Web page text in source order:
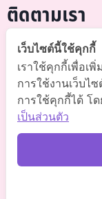
ติดตามเรา
@somchai-clinic (
Somchaiclinic ค
Somchaiclinic
เว็บไซต์นี้ใช้คุกกี้
เราใช้คุกกี้เพื่อเ
การใช้งานเว็บไ
การใช้คุกกี้ได้ โ
เป็นส่วนตัว